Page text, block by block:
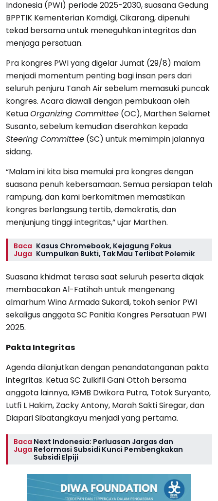
Indonesia (PWI) periode 2025-2030, suasana Gedung
BPPTIK Kementerian Komdigi, Cikarang, dipenuhi
tekad bersama untuk meneguhkan integritas dan
menjaga persatuan.
Pra kongres PWI yang digelar Jumat (29/8) malam
menjadi momentum penting bagi insan pers dari
seluruh penjuru Tanah Air sebelum memasuki puncak
kongres. Acara diawali dengan pembukaan oleh
KetuaOrganizing Committee (OC), Marthen Selamet
Susanto, sebelum kemudian diserahkan kepada
Steering Committee (SC) untuk memimpin jalannya
sidang.
“Malam ini kita bisa memulai pra kongres dengan
suasana penuh kebersamaan. Semua persiapan telah
rampung, dan kami berkomitmen memastikan
kongres berlangsung tertib, demokratis, dan
menjunjung tinggi integritas,” ujar Marthen.
Baca
Juga
Kasus Chromebook, Kejagung Fokus
Kumpulkan Bukti, Tak Mau Terlibat Polemik
Suasana khidmat terasa saat seluruh peserta diajak
membacakan Al-Fatihah untuk mengenang
almarhum Wina Armada Sukardi, tokoh senior PWI
sekaligus anggota SC Panitia Kongres Persatuan PWI
2025.
Pakta Integritas
Agenda dilanjutkan dengan penandatanganan pakta
integritas. Ketua SC Zulkifli Gani Ottoh bersama
anggota lainnya, IGMB Dwikora Putra, Totok Suryanto,
Lutfi L Hakim, Zacky Antony, Marah Sakti Siregar, dan
Diapari Sibatangkayu menjadi yang pertama.
Baca
Juga
Next Indonesia: Perluasan Jargas dan
Reformasi Subsidi Kunci Pembengkakan
Subsidi Elpiji